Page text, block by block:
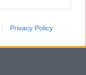
Privacy Policy